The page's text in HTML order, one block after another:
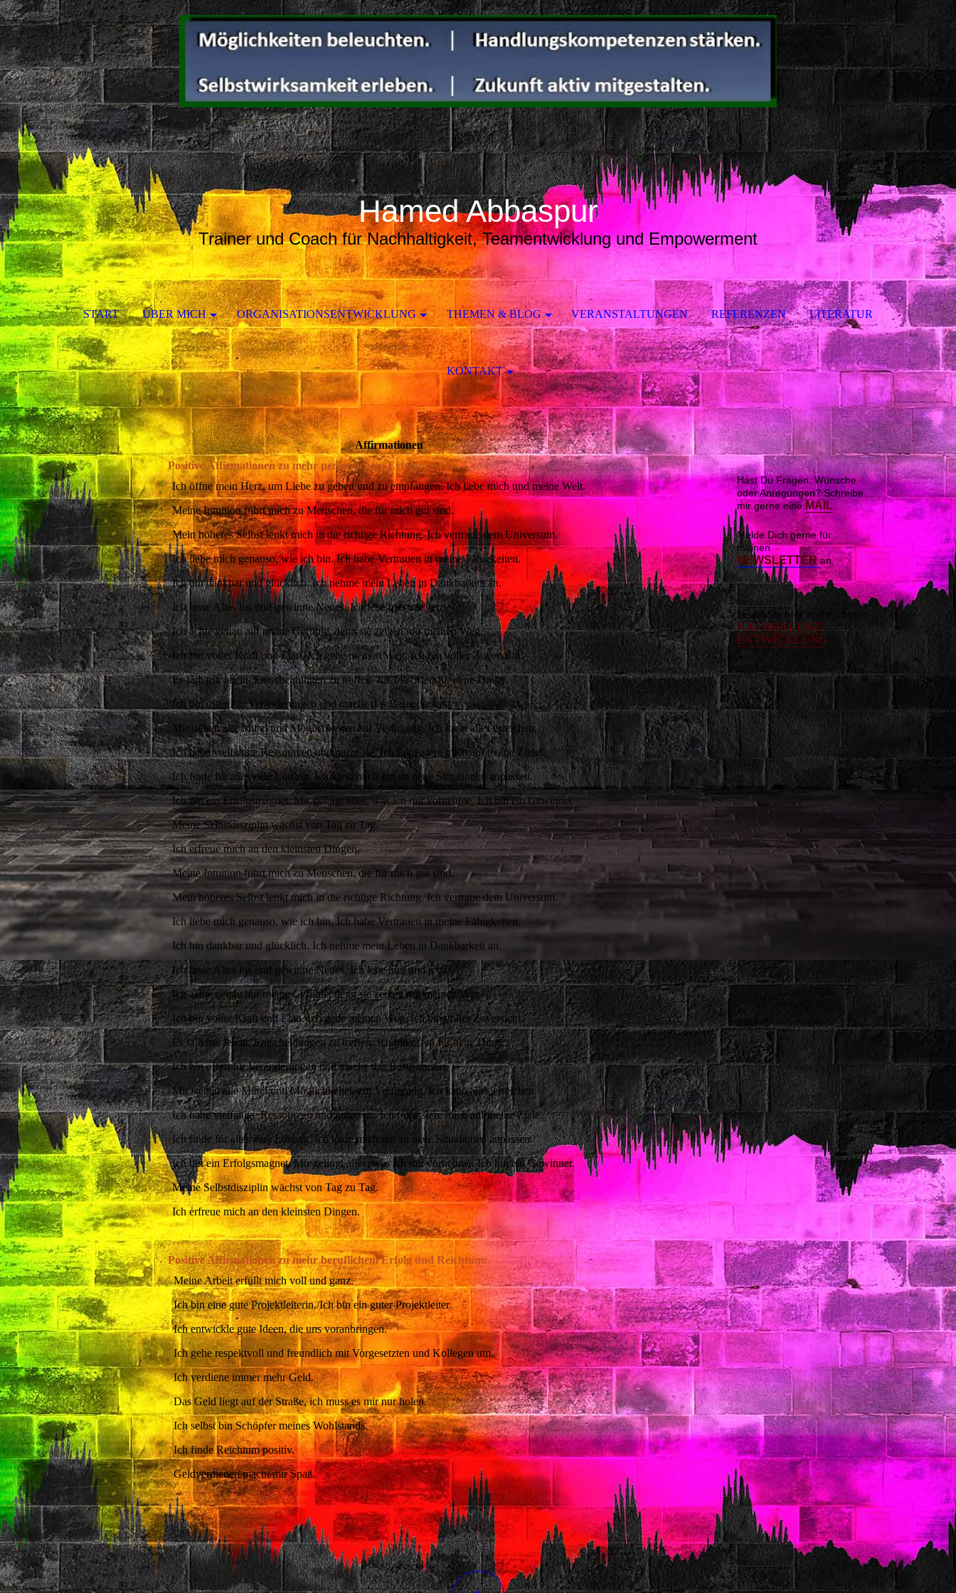
Hamed Abbaspur
Trainer und Coach für Nachhaltigkeit, Teamentwicklung und Empowerment
START ÜBER MICH ORGANISATIONSENTWICKLUNG THEMEN & BLOG VERANSTALTUNGEN REFERENZEN LITERATUR
KONTAKT
Affirmationen
Positive Affirmationen zu mehr persönlichem Erfolg:
Ich öffne mein Herz, um Liebe zu geben und zu empfangen. Ich liebe mich und meine Welt.
Meine Intuition führt mich zu Menschen, die für mich gut sind.⁣⁣
Mein höheres Selbst lenkt mich in die richtige Richtung. Ich vertraue dem Universum.
Ich liebe mich genauso, wie ich bin. Ich habe Vertrauen in meine Fähigkeiten.
Ich bin dankbar und glücklich. Ich nehme mein Leben in Dankbarkeit an.
Ich lasse Altes los und gewinne Neues. Ich lebe hier und jetzt.
Ich achte genau auf meine Gefühle, denn sie zeigen mir meinen Weg.
Ich bin voller Kraft und Elan. Ich gehe meinen Weg. Ich bin voller Zuversicht.
Es fällt mir leicht, Entscheidungen zu treffen. Ich bin offen für neue Dinge.
⁣⁣⁣Ich bin offen für Veränderungen und mache das Beste daraus.
Mir stehen alle Mittel und Möglichkeiten zur Verfügung. Ich kann alles erreichen.
Ich habe vielfältige Ressourcen und nutze sie. ⁣⁣⁣Ich fokussiere mich auf meine Ziele.
Ich finde für alles eine Lösung. Ich kann mich gut an neue Situationen anpassen.
Ich bin ein Erfolgsmagnet. Mir gelingt alles, was ich mir vornehme. Ich bin ein Gewinner.
Meine Selbstdisziplin wächst von Tag zu Tag.
Ich erfreue mich an den kleinsten Dingen.
Meine Intuition führt mich zu Menschen, die für mich gut sind.⁣⁣
Mein höheres Selbst lenkt mich in die richtige Richtung. Ich vertraue dem Universum.
Ich liebe mich genauso, wie ich bin. Ich habe Vertrauen in meine Fähigkeiten.
Ich bin dankbar und glücklich. Ich nehme mein Leben in Dankbarkeit an.
Ich lasse Altes los und gewinne Neues. Ich lebe hier und jetzt.
Ich achte genau auf meine Gefühle, denn sie zeigen mir meinen Weg.
Ich bin voller Kraft und Elan. Ich gehe meinen Weg. Ich bin voller Zuversicht.
Es fällt mir leicht, Entscheidungen zu treffen. Ich bin offen für neue Dinge.
⁣⁣⁣Ich bin offen für Veränderungen und mache das Beste daraus.
Mir stehen alle Mittel und Möglichkeiten zur Verfügung. Ich kann alles erreichen.
Ich habe vielfältige Ressourcen und nutze sie. ⁣⁣⁣Ich fokussiere mich auf meine Ziele.
Ich finde für alles eine Lösung. Ich kann mich gut an neue Situationen anpassen.
Ich bin ein Erfolgsmagnet. Mir gelingt alles, was ich mir vornehme. Ich bin ein Gewinner.
Meine Selbstdisziplin wächst von Tag zu Tag.
Ich erfreue mich an den kleinsten Dingen.
Positive Affirmationen zu mehr beruflichem Erfolg und Reichtum:
Meine Arbeit erfüllt mich voll und ganz.
Ich bin eine gute Projektleiterin./Ich bin ein guter Projektleiter.
Ich entwickle gute Ideen, die uns voranbringen.
Ich gehe respektvoll und freundlich mit Vorgesetzten und Kollegen um.
Ich verdiene immer mehr Geld.
Das Geld liegt auf der Straße, ich muss es mir nur holen.
Ich selbst bin Schöpfer meines Wohlstands.
Ich finde Reichtum positiv.
Geldverdienen macht mir Spaß.
Hast Du Fragen, Wünsche
oder Anregungen? Schreibe
mir gerne eineMAIL
Melde Dich gerne für
meinen
NEWSLETTER an.
Lesen Sie hier mehr über:
NACHHALTIGE
ENTWICKLUNG